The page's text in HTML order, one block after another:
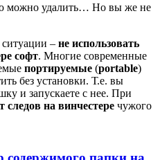
можно удалить… Но вы же не
– не использовать
софт. Многие современные
портируемые (portable)
без установки. Т.е. вы
и запускаете с нее. При
следов на винчестере чужого